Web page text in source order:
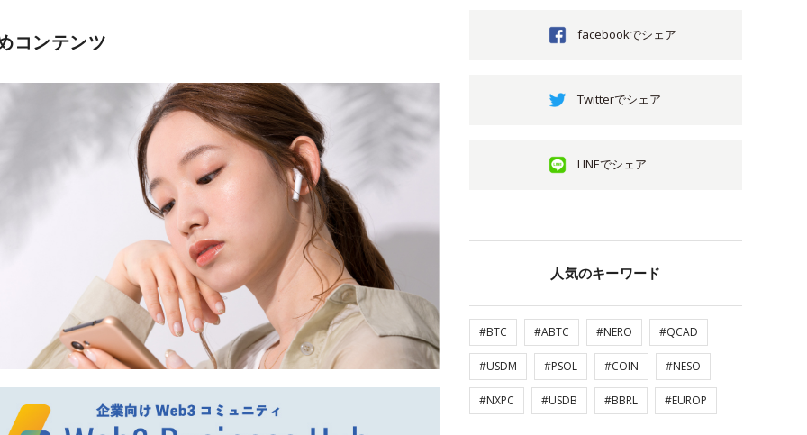
コンテンツ facebookでシェア
Twitterでシェア
LINEでシェア
人気のキーワード
#BTC #ABTC #NERO #QCAD
#USDM #PSOL #COIN #NESO
#NXPC #USDB #BBRL #EUROP